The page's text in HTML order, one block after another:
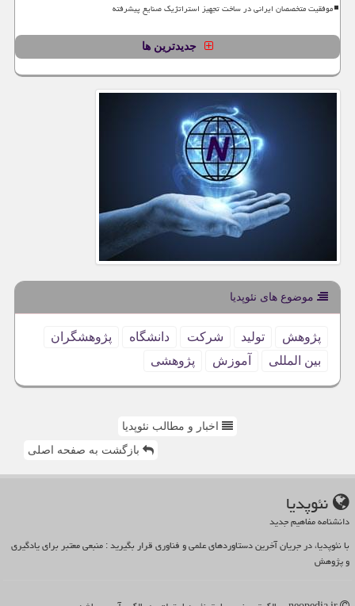
موفقیت متخصصان ایرانی در ساخت تجهیز استراتژیک صنایع پیشرفته
جدیدترین ها
موضوع های نئوپدیا
پژوهش تولید شركت دانشگاه
پژوهشگران
بین المللی
آموزش پژوهشی
اخبار و مطالب نئوپدیا
بازگشت به صفحه اصلی
نئوپدیا
دانشنامه مفاهیم جدید
با نئوپدیا، در جریان آخرین دستاوردهای علمی و فناوری قرار بگیرید : منبعی معتبر برای یادگیری
و پژوهش